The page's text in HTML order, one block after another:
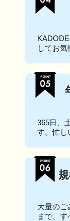
してお気
365日、
す。忙し
大量のご
まで、す